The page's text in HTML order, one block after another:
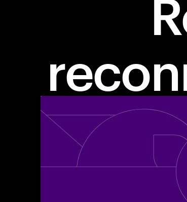
Une gouvernance